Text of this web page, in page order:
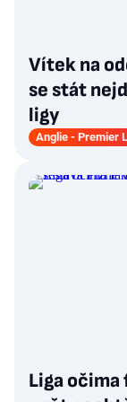
Vítek na
se stát
ligy
Anglie - Premier
Liga